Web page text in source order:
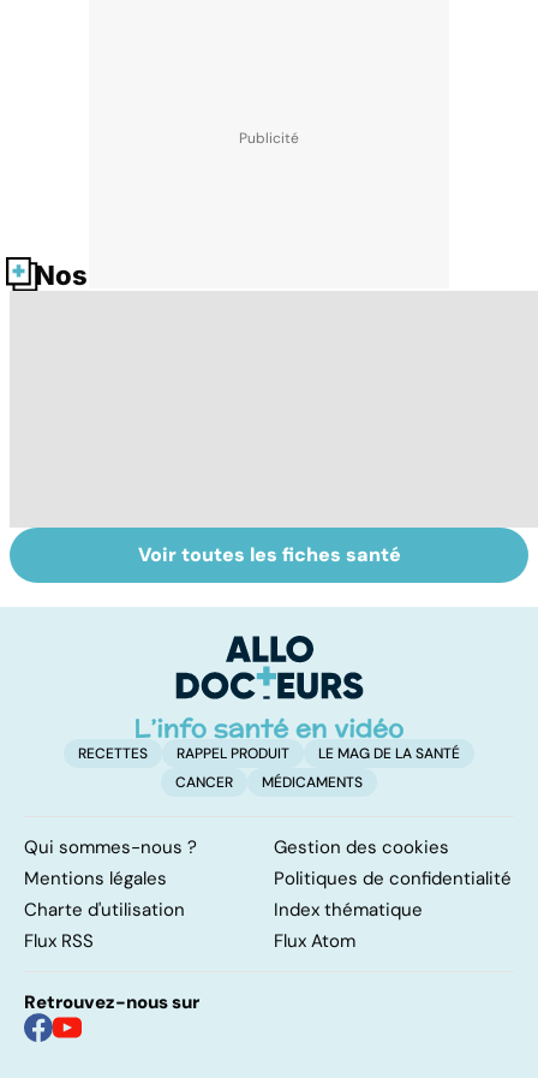
Nos fiches santé
Dépister et
prévenir le
Hépatite C : la
maladie qui
Voir toutes les fiches santé
RECETTES RAPPEL PRODUIT
LE MAG DE LA SANTÉ
CANCER
MÉDICAMENTS
Qui sommes-nous ?
Gestion des cookies
Mentions légales
Politiques de confidentialité
Charte d'utilisation
Index thématique
Flux RSS
Flux Atom
Retrouvez-nous sur